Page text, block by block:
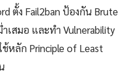
ตั้ง Fail2ban ป้องกัน Brute
เสมอ และทำ Vulnerability
ช้หลัก Principle of Least